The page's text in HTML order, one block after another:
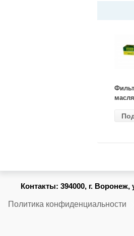
Контакты: 394000, г.
Политика конфиденциальности